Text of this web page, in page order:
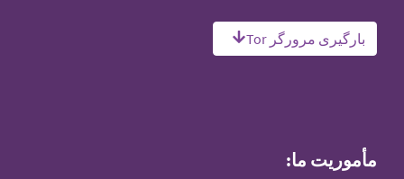
بارگیری مرورگر Tor
مأموریت ما: